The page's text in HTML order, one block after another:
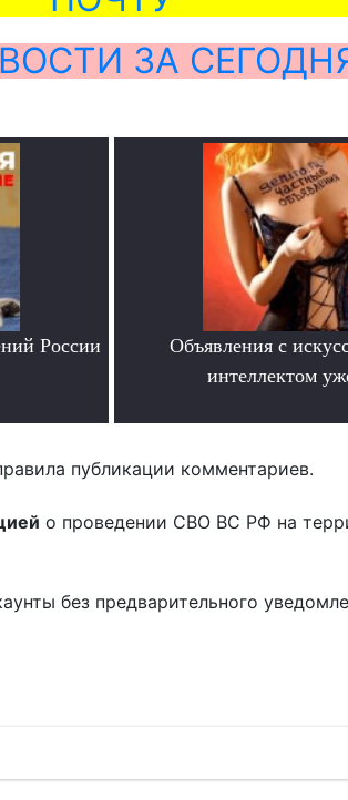
ЗА
России
Объявления с
интеллектом
публикации комментариев.
о проведении СВО ВС РФ на
без предварительного